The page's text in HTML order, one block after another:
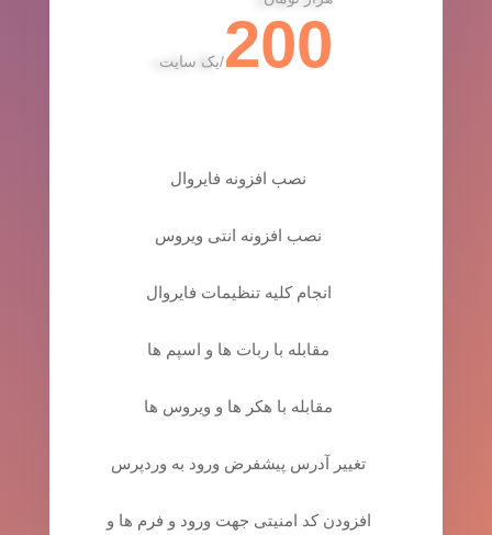
200
/یک سایت
نصب افزونه فایروال
نصب افزونه انتی ویروس
انجام کلیه تنظیمات فایروال
مقابله با ربات ها و اسپم ها
مقابله با هکر ها و ویروس ها
تغییر آدرس پیشفرض ورود به وردپرس
افزودن کد امنیتی جهت ورود و فرم ها و